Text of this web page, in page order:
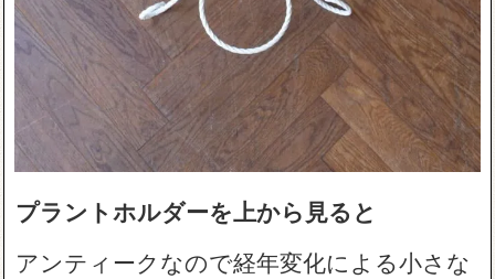
プラントホルダーを上から見ると
アンティークなので経年変化による小さな